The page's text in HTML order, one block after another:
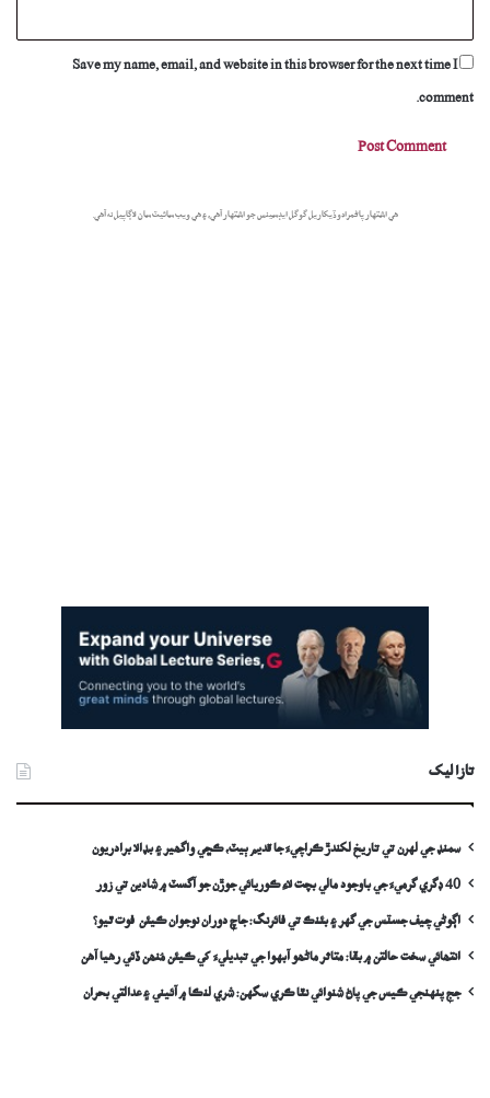
Save my name, email, and website in this browser for the next time I
comment.
هي اشتهار پاڻمرادو ڏيکاريل گوگل ايڊسينس جو اشتهار آهي، ۽ هي ويب سائيٽ سان لاڳاپيل نه آهي.
تازا ليک
سمنڊ جي لهرن تي تاريخ لکندڙ ڪراچيءَ جا قديم ٻيٽ، ڪڇي واگھير ۽ بڊالا برادريون
40 ڊگري گرميءَ جي باوجود مالي بچت لاءِ ڪوريائي جوڙن جو آگسٽ ۾ شادين تي زور
اڳوڻي چيف جسٽس جي گهر ۽ بئنڪ تي فائرنگ: جاچ دوران نوجوان ڪيئن فوت ٿيو؟
انتھائي سخت حالتن ۾ بقا: متاثر ماڻھو آبهوا جي تبديليءَ کي ڪيئن مُنھن ڏئي رهيا آهن
جج پنهنجي ڪيس جي پاڻ شنوائي نٿا ڪري سگهن: شري لنڪا ۾ آئيني ۽ عدالتي بحران